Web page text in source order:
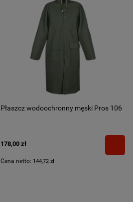
Płaszcz wodoochronny męski Pros 106
178,00 zł
Cena netto: 144,72 zł